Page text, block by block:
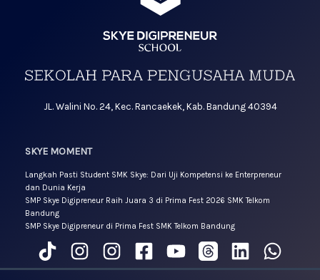
JL. Walini No. 24, Kec. Rancaekek, Kab. Bandung 40394
SKYE MOMENT
Langkah Pasti Student SMK Skye: Dari Uji Kompetensi ke Enterpreneur
dan Dunia Kerja
SMP Skye Digipreneur Raih Juara 3 di Prima Fest 2026 SMK Telkom
Bandung
SMP Skye Digipreneur di Prima Fest SMK Telkom Bandung